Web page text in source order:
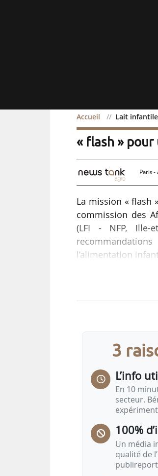
Accueil Lait
Lait infantile
« flash »
Paris
La mission « flash
commission des
(LFI - NFP, Ille-
l’alimentation
Le rapport s’est
sécurité
3
L’info
En 10
secteur.
100%
Un média
qualité de